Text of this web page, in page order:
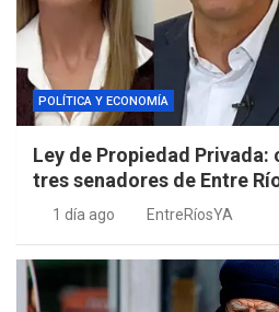
POLÍTICA Y ECONOMÍA
Ley de Propiedad
tres senadores de Entre
1 día ago EntreRíosYA